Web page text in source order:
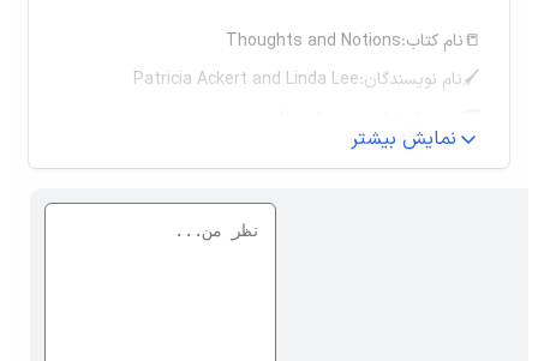
📒نام کتاب:Thoughts and Notions
🖌نام نویسندگان:Patricia Ackert and Linda Lee
شرح و توضیحات کتاب Thoughts and
نمایش بیشتر